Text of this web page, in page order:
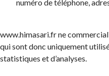
numéro de téléphone,
www.himasari.fr ne
qui sont donc uniquement
statistiques et d’analyses.